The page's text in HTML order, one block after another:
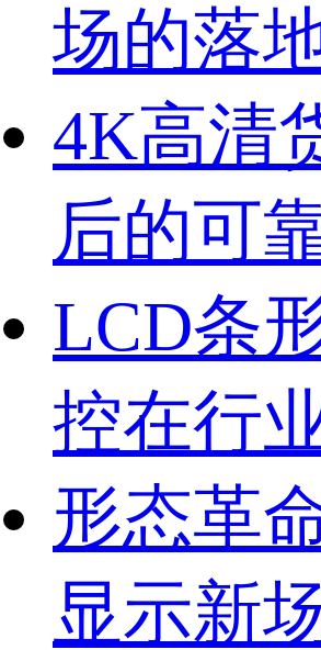
场的落
4K高清
后的可
LCD条
控在行
形态革
显示新